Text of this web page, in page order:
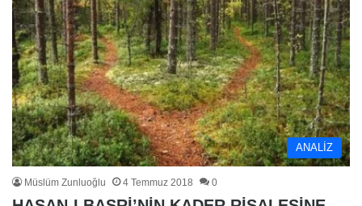
ANALİZ
Müslüm Zunluoğlu 4 Temmuz 2018 0